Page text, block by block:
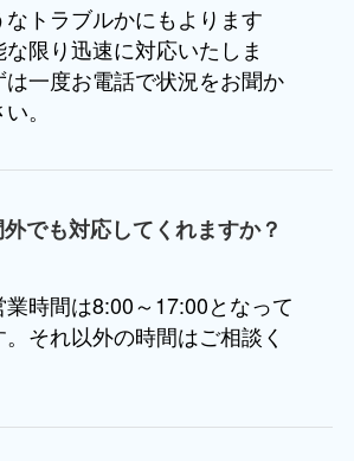
なトラブルかにもよります
限り迅速に対応いたしま
一度お電話で状況をお聞か
。
でも対応してくれますか？
業時間は8:00～17:00となって
それ以外の時間はご相談く